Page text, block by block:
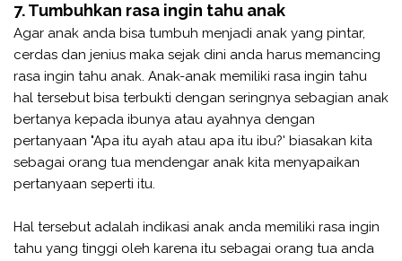
7. Tumbuhkan rasa ingin tahu anak
Agar anak anda bisa tumbuh menjadi anak yang pintar,
cerdas dan jenius maka sejak dini anda harus memancing
rasa ingin tahu anak. Anak-anak memiliki rasa ingin tahu
hal tersebut bisa terbukti dengan seringnya sebagian anak
bertanya kepada ibunya atau ayahnya dengan
pertanyaan "Apa itu ayah atau apa itu ibu?' biasakan kita
sebagai orang tua mendengar anak kita menyapaikan
pertanyaan seperti itu.
Hal tersebut adalah indikasi anak anda memiliki rasa ingin
tahu yang tinggi oleh karena itu sebagai orang tua anda